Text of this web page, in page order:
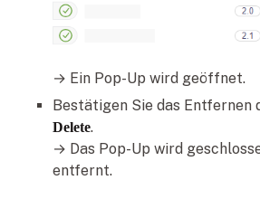
→ Ein Pop-Up wird geöffnet.
Bestätigen Sie das Entfernen
Delete.
→ Das Pop-Up wird
entfernt.